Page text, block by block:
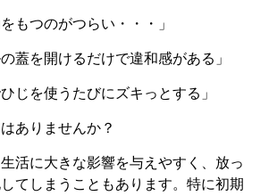
もつのがつらい・・・」
蓋を開けるだけで違和感がある」
じを使うたびにズキっとする」
ありませんか？
活に大きな影響を与えやすく、放っ
てしまうこともあります。特に初期